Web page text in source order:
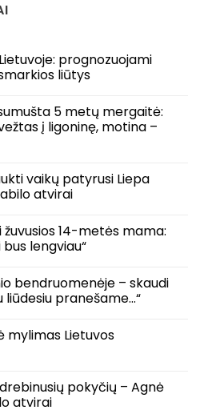
prognozuojami
liūtys
5 metų mergaitė:
į ligoninę, motina –
vaikų patyrusi Liepa
atvirai
14-metės mama:
bus lengviau“
bendruomenėje – skaudi
liūdesiu pranešame…“
mylimas Lietuvos
pokyčių – Agnė
atvirai